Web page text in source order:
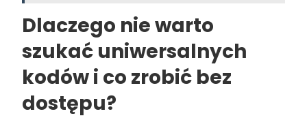
Dlaczego nie warto
szukać uniwersalnych
kodów i co zrobić bez
dostępu?